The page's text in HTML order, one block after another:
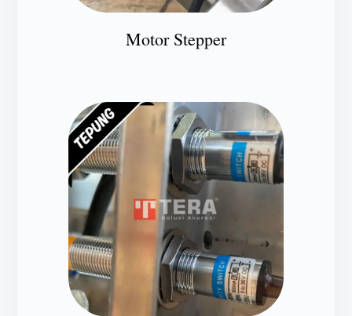
Motor Stepper